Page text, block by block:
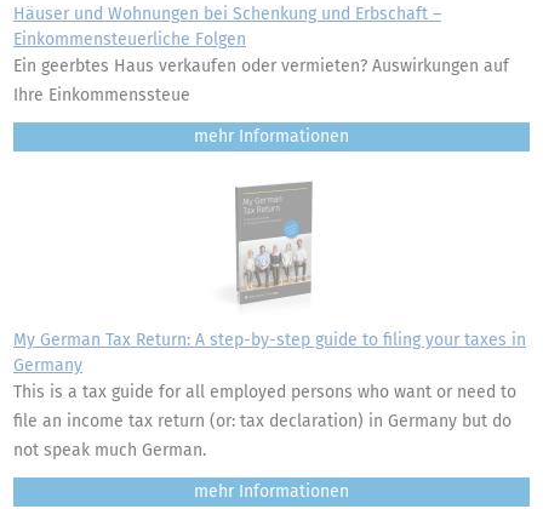
Häuser und Wohnungen bei Schenkung und Erbschaft –
Einkommensteuerliche Folgen
Ein geerbtes Haus verkaufen oder vermieten? Auswirkungen auf
Ihre Einkommenssteue
mehr
My German Tax Return: A step-by-step guide to filing your taxes in
Germany
This is a tax guide for all employed persons who want or need to
file an income tax return (or: tax declaration) in Germany but do
not speak much German.
mehr